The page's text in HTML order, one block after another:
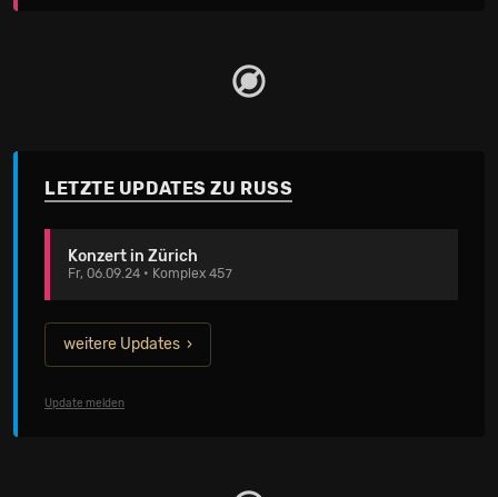
allzu gern lässt der Musiker aus Atlanta in seinen Tracks
die Grenze zwischen HipHop, R'n'B, Trap, Pop und vielen
Februar kehrt der gefeierte Rapper für eine exklusive
Headline-Show nach Zürich zurück und lässt dieses Mal
LETZTE UPDATES ZU RUSS
Konzert in Zürich
Fr, 06.09.24 • Komplex 457
weitere Updates
Update melden